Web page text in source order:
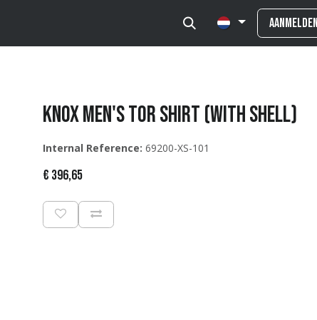
Aanmelden
KNOX Men's Tor Shirt (with shell)
Internal Reference: 69200-XS-101
€ 396,65